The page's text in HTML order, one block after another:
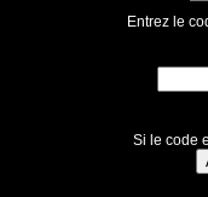
Entrez le
Si le code